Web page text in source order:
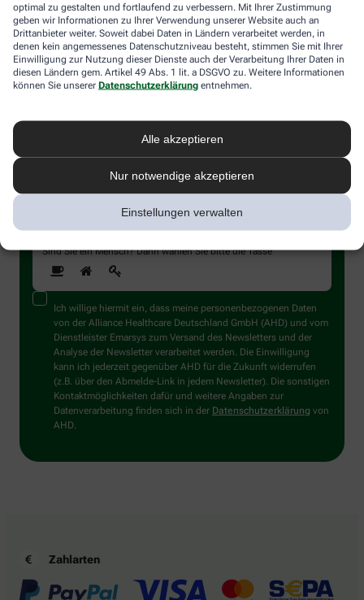
optimal zu gestalten und fortlaufend zu verbessern. Mit Ihrer Zustimmung
geben wir Informationen zu Ihrer Verwendung unserer Website auch an
Drittanbieter weiter. Soweit dabei Daten in Ländern verarbeitet werden, in
denen kein angemessenes Datenschutzniveau besteht, stimmen Sie mit Ihrer
Einwilligung zur Nutzung dieser Dienste auch der Verarbeitung Ihrer Daten in
diesen Ländern gem. Artikel 49 Abs. 1 lit. a DSGVO zu. Weitere Informationen
können Sie unserer Datenschutzerklärung entnehmen.
Alle akzeptieren
Nur notwendige akzeptieren
Einstellungen verwalten
Immer auf dem Laufenden bleiben –
melden Sie sich an.
Sind Sie ein Mensch? Dann wählen Sie bittedie Tasse
Ich willige hiermit ein, dass meine personenbezogenen Daten
von der Alliance Healthcare Deutschland GmbH (AHD) und vom
Dienstleister Emarsys zum Versand des Newsletters und der
Analyse der Newsletter verarbeitet werden. Die Einwilligung
kann ich jederzeit gegenüber AHD für die Zukunft widerrufen
(z.B. über den Abmelde-Link in jedem Newsletter). Die sonstigen
Kontaktmöglichkeiten dafür und weitere Angaben zur
Datenverarbeitung finden sich in der Datenschutzerklärung von
AHD.
Zahlarten